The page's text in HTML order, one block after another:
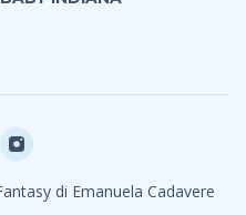
di Emanuela Cadavere